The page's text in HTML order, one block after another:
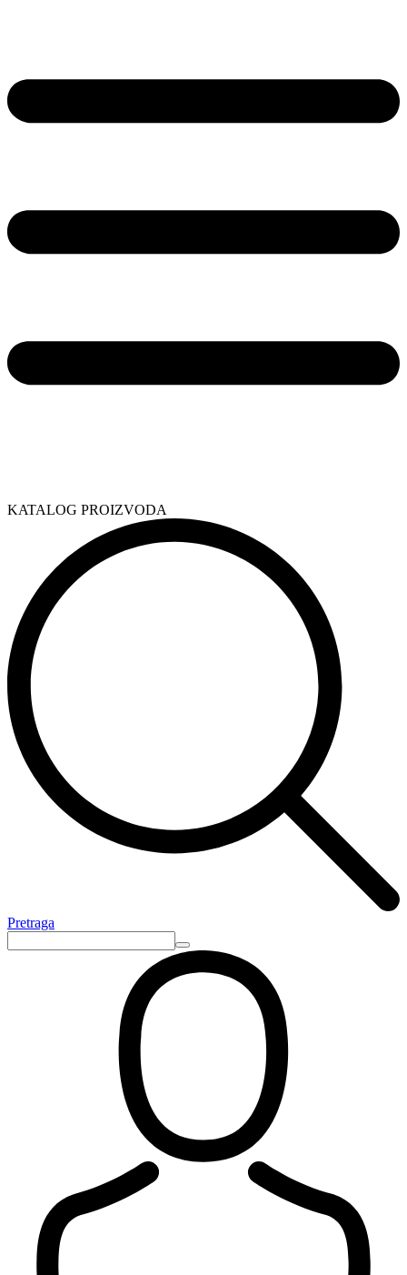
KATALOG PROIZVODA
Pretraga